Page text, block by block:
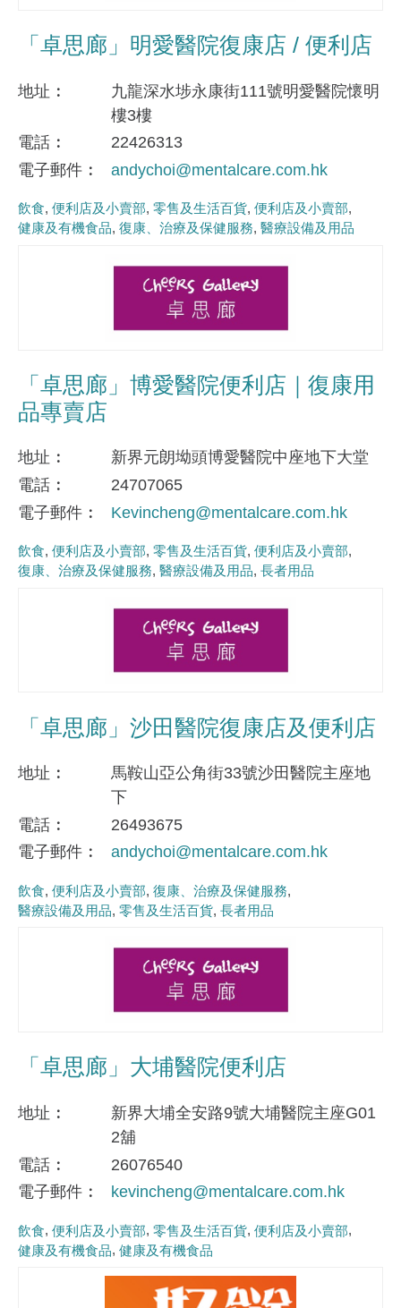
「卓思廊」明愛醫院復康店 / 便利店
地址
九龍深水埗永康街111號明愛醫院懷明
樓3樓
電話
22426313
電子郵件
andychoi@mentalcare.com.hk
飲食 便利店及小賣部 零售及生活百貨 便利店及小賣部
健康及有機食品 復康、治療及保健服務 醫療設備及用品
「卓思廊」博愛醫院便利店｜復康用
品專賣店
地址
新界元朗坳頭博愛醫院中座地下大堂
電話
24707065
電子郵件
Kevincheng@mentalcare.com.hk
飲食 便利店及小賣部 零售及生活百貨 便利店及小賣部
復康、治療及保健服務 醫療設備及用品 長者用品
「卓思廊」沙田醫院復康店及便利店
地址
馬鞍山亞公角街33號沙田醫院主座地
下
電話
26493675
電子郵件
andychoi@mentalcare.com.hk
飲食 便利店及小賣部 復康、治療及保健服務
醫療設備及用品 零售及生活百貨 長者用品
「卓思廊」大埔醫院便利店
地址
新界大埔全安路9號大埔醫院主座G01
2舖
電話
26076540
電子郵件
kevincheng@mentalcare.com.hk
飲食 便利店及小賣部 零售及生活百貨 便利店及小賣部
健康及有機食品 健康及有機食品